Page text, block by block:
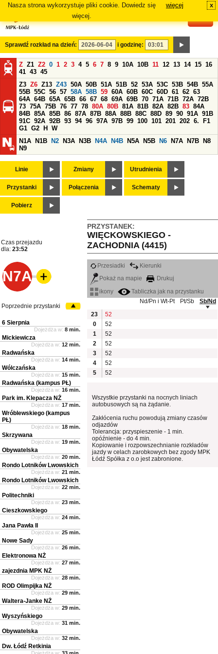
Nasza strona wykorzystuje pliki cookie. Dowiedz się
więcej.
więcej x
Sprawdź rozkład na dzień: i godzinę:
Z Z1 Z2 0 1 2 3 4 5 6 7 8 9 10A 10B 11 12 13 14 15 16
41 43 45
Z3 Z6 Z13 Z43 50A 50B 51A 51B 52 53A 53C 53B 54B 55A
55B 55C 56 57 58A 58B 59 60A 60B 60C 60D 61 62 63
64A 64B 65A 65B 66 67 68 69A 69B 70 71A 71B 72A 72B
73 75A 75B 76 77 78 80A 80B 81A 81B 82A 82B 83 84A
84B 85A 85B 86 87A 87B 88A 88B 88C 88D 89 90 91A 91B
91C 92A 92B 93 94 96 97A 97B 99 100 101 201 202 6.
F1
G1 G2 H
W
N1A
N1B N2 N3A N3B N4A N4B N5A N5B N6 N7A N7B
N8
N9
Linie Zmiany Utrudnienia
Przystanki Połączenia Schematy
Pobierz
PRZYSTANEK:
WIĘCKOWSKIEGO -
ZACHODNIA (4415)
Czas przejazdu
dla: 23:52
N7A
Przesiadki
Kierunki
Pokaż na mapie
Drukuj
ikony
Tabliczka jak na przystanku
Nd/Pn i Wt-Pt
Pt/Sb
Sb/Nd
23
52
0
52
1
52
2
52
3
52
4
52
5
52
Wszystkie przystanki na nocnych liniach
autobusowych są na żądanie.
Zakłócenia ruchu powodują zmiany czasów
odjazdów
Tolerancja: przyspieszenie - 1 min.
opóźnienie - do 4 min.
Kopiowanie i rozpowszechnianie rozkładów
jazdy w celach zarobkowych bez zgody MPK
Łódź Spółka z o.o jest zabronione.
Poprzednie przystanki
6 Sierpnia
Dojeżdża w: 8 min.
Mickiewicza
Dojeżdża w: 12 min.
Radwańska
Dojeżdża w: 14 min.
Wólczańska
Dojeżdża w: 15 min.
Radwańska (kampus PŁ)
Dojeżdża w: 16 min.
Park im. Klepacza NŻ
Dojeżdża w: 17 min.
Wróblewskiego (kampus
PŁ)
Dojeżdża w: 18 min.
Skrzywana
Dojeżdża w: 19 min.
Obywatelska
Dojeżdża w: 20 min.
Rondo Lotników Lwowskich
Dojeżdża w: 21 min.
Rondo Lotników Lwowskich
Dojeżdża w: 22 min.
Politechniki
Dojeżdża w: 23 min.
Cieszkowskiego
Dojeżdża w: 24 min.
Jana Pawła II
Dojeżdża w: 25 min.
Nowe Sady
Dojeżdża w: 26 min.
Elektronowa NŻ
Dojeżdża w: 27 min.
zajezdnia MPK NŻ
Dojeżdża w: 28 min.
ROD Olimpijka NŻ
Dojeżdża w: 29 min.
Waltera-Janke NŻ
Dojeżdża w: 29 min.
Wyszyńskiego
Dojeżdża w: 31 min.
Obywatelska
Dojeżdża w: 32 min.
Dw. Łódź Retkinia